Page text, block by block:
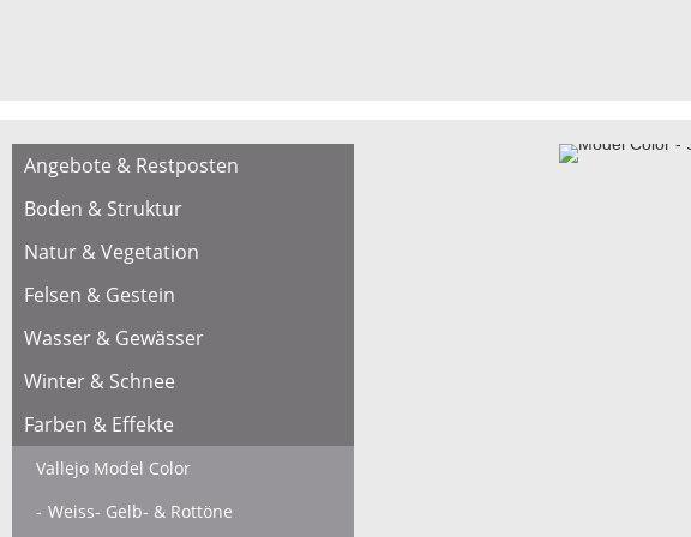
Angebote & Restposten
Boden & Struktur
Natur & Vegetation
Felsen & Gestein
Wasser & Gewässer
Winter & Schnee
Farben & Effekte
Vallejo Model Color
Weiss- Gelb- & Rottöne